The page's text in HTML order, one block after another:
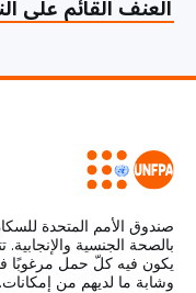
صندوق الأمم المتحدة
بالصحة الجنسية
يكون فيه كلّ حمل مرغوبًا
وشابة ما لديهم من إمكانات.